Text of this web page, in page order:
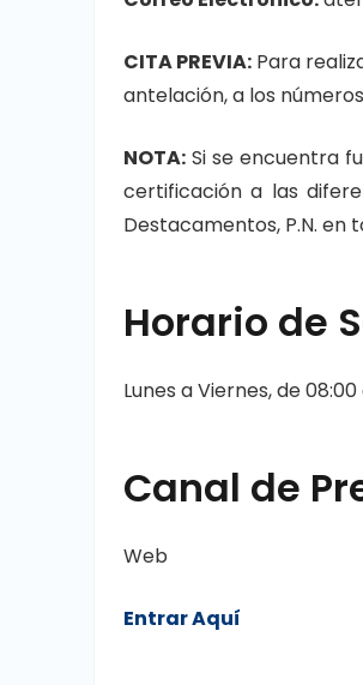
CITA PREVIA: Para
antelación, a los
NOTA: Si se encuentra
certificación a las
Destacamentos, P.N. en
Horario de
Lunes a Viernes, de
Canal de
Web
Entrar Aquí